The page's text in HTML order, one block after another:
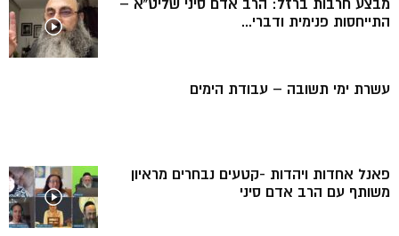
מבצע חרבות ברזל: הרב אדם סיני שליט”א –
התייחסות פנימית ודברי...
עשרת ימי תשובה – עבודת הימים
פאנל אחדות ויהדות -קטעים נבחרים מראיון
משותף עם הרב אדם סיני